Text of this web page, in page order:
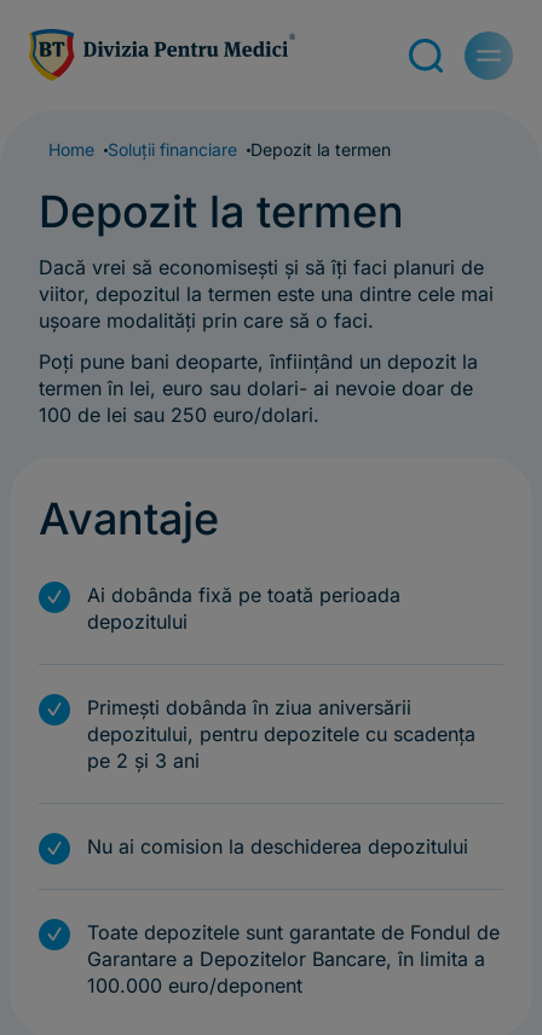
Home Soluții financiare Depozit la termen
Depozit la termen
Dacă vrei să economisești și să îți faci planuri de
viitor, depozitul la termen este una dintre cele mai
ușoare modalități prin care să o faci.
Poți pune bani deoparte, înființând un depozit la
termen în lei, euro sau dolari- ai nevoie doar de
100 de lei sau 250 euro/dolari.
Avantaje
m
Ai dobânda fixă pe toată perioada
depozitului
m
Primești dobânda în ziua aniversării
depozitului, pentru depozitele cu scadența
pe 2 și 3 ani
m Nu ai comision la deschiderea depozitului
m
Toate depozitele sunt garantate de Fondul de
Garantare a Depozitelor Bancare, în limita a
100.000 euro/deponent